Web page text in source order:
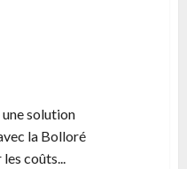
solution
la Bolloré
coûts...